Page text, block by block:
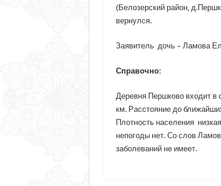
(Белозерский район,
вернулся.
Заявитель дочь – Ламова
Справочно:
Деревня Першково входит в
км. Расстояние до
Плотность населения
непогоды нет. Со слов
заболеваний не имеет.